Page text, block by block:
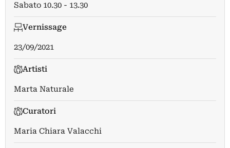
Sabato 10.30 - 13.30
Vernissage
23/09/2021
Artisti
Marta Naturale
Curatori
Maria Chiara Valacchi